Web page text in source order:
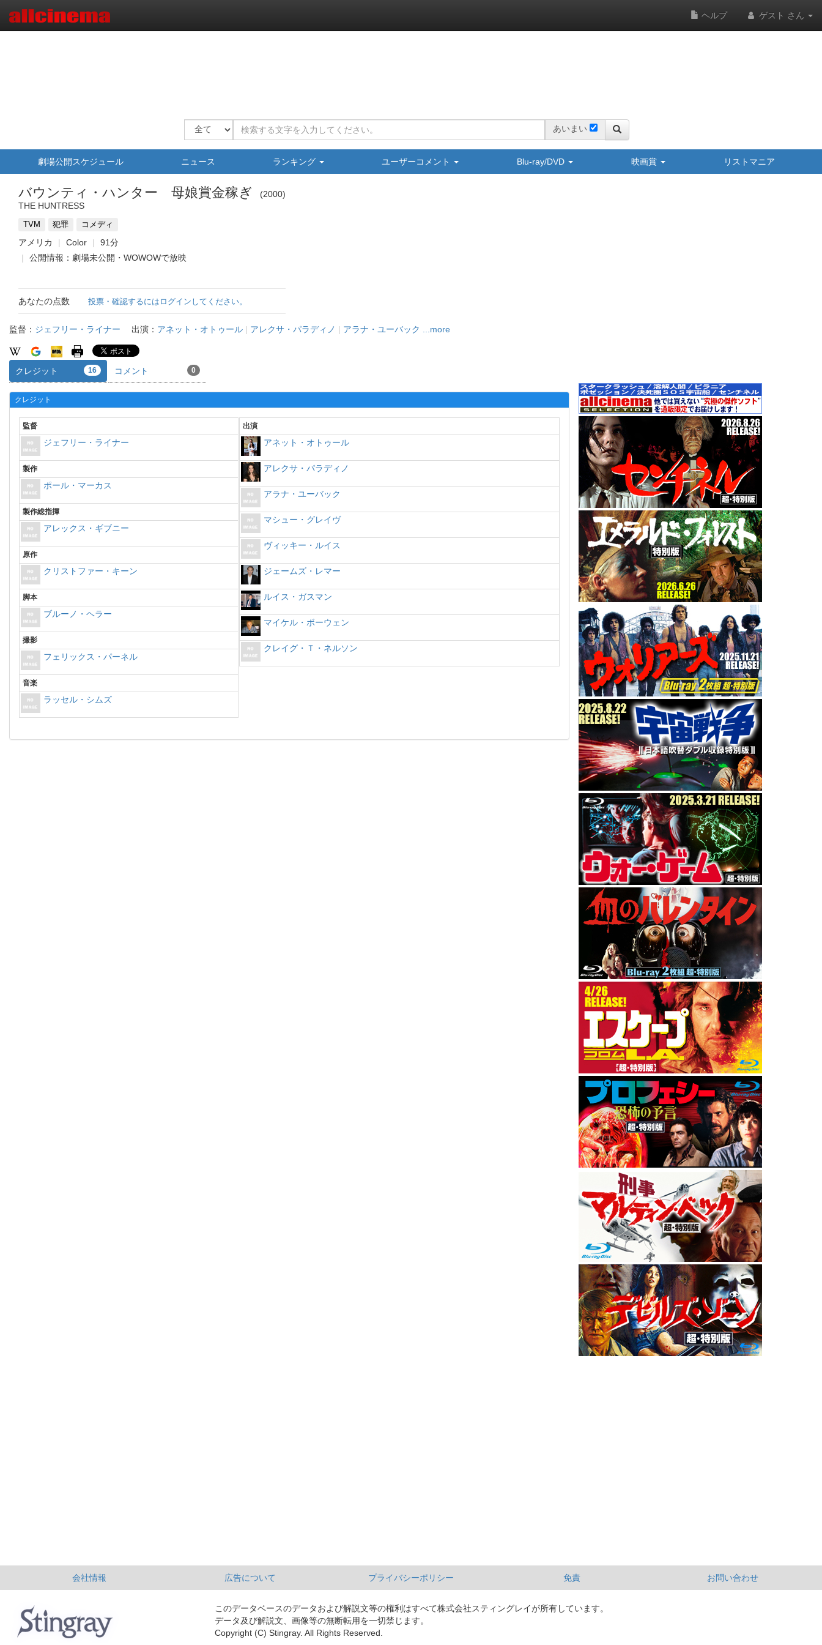
ヘルプ ゲスト さん
あいまい
劇場公開スケジュール ニュース ランキング ユーザーコメント Blu-ray/DVD 映画賞 リストマニア
バウンティ・ハンター 母娘賞金稼ぎ
2000
THE HUNTRESS
TVM 犯罪 コメディ
アメリカ Color
91分
公開情報：劇場未公開・WOWOWで放映
あなたの点数 投票・確認するにはログインしてください。
監督： ジェフリー・ライナー 出演： アネット・オトゥール | アレクサ・パラディノ | アラナ・ユーバック ...more
クレジット 16 コメント 0
クレジット
監督
ジェフリー・ライナー
製作
ポール・マーカス
製作総指揮
アレックス・ギブニー
原作
クリストファー・キーン
脚本
ブルーノ・ヘラー
撮影
フェリックス・パーネル
音楽
ラッセル・シムズ
出演
アネット・オトゥール
アレクサ・パラディノ
アラナ・ユーバック
マシュー・グレイヴ
ヴィッキー・ルイス
ジェームズ・レマー
ルイス・ガスマン
マイケル・ボーウェン
クレイグ・Ｔ・ネルソン
会社情報 広告について プライバシーポリシー 免責 お問い合わせ
このデータベースのデータおよび解説文等の権利はすべて株式会社スティングレイが所有しています。
データ及び解説文、画像等の無断転用を一切禁じます。
Copyright (C) Stingray. All Rights Reserved.